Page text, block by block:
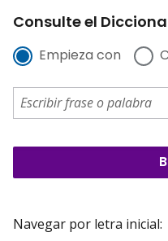
Consulte el
Empieza con
Navegar por letra inicial: